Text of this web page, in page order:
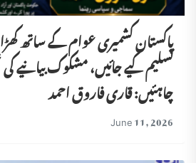
پاکستان کشمیری عوام کے ساتھ
تسلیم کیے جائیں، مشکوک بیانیے
چاہئیں: قاری فاروق احمد
June 11, 2026